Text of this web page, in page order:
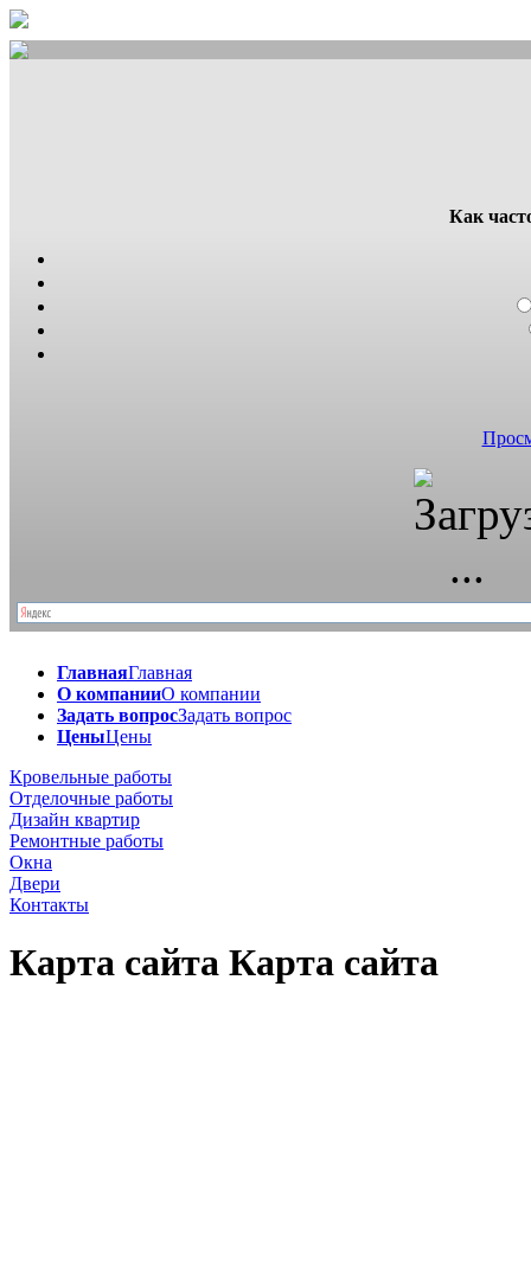
Как
ГлавнаяГлавная
О компанииО компании
Задать вопросЗадать вопрос
ЦеныЦены
Кровельные работы
Отделочные работы
Дизайн квартир
Ремонтные работы
Окна
Двери
Контакты
Карта сайта Карта сайта